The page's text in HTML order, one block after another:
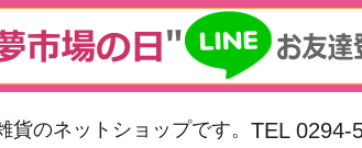
貨のネットショップです。 TEL 0294-